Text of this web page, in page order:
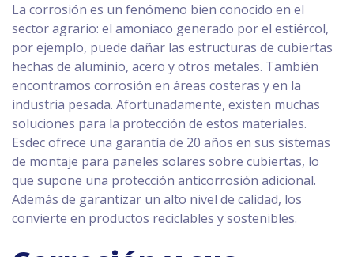
La corrosión es un fenómeno bien conocido en el
sector agrario: el amoniaco generado por el estiércol,
por ejemplo, puede dañar las estructuras de cubiertas
hechas de aluminio, acero y otros metales. También
encontramos corrosión en áreas costeras y en la
industria pesada. Afortunadamente, existen muchas
soluciones para la protección de estos materiales.
Esdec ofrece una garantía de 20 años en sus sistemas
de montaje para paneles solares sobre cubiertas, lo
que supone una protección anticorrosión adicional.
Además de garantizar un alto nivel de calidad, los
convierte en productos reciclables y sostenibles.